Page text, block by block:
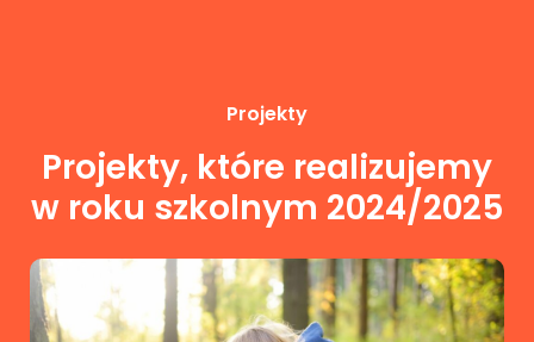
Projekty
Projekty, które realizujemy
w roku szkolnym 2024/2025